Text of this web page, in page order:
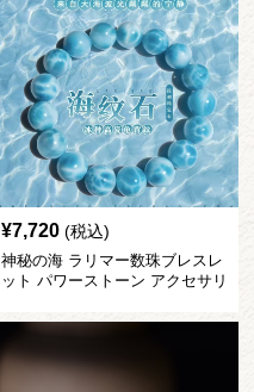
¥7,720 (税込)
神秘の海 ラリマー数珠ブレスレ
ット パワーストーン アクセサリ